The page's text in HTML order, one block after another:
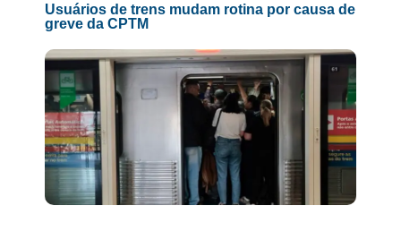
Usuários de trens mudam rotina por causa de
greve da CPTM